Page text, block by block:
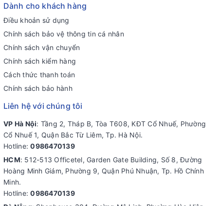
Dành cho khách hàng
Điều khoản sử dụng
Chính sách bảo vệ thông tin cá nhân
Chính sách vận chuyển
Chính sách kiểm hàng
Cách thức thanh toán
Chính sách bảo hành
Liên hệ với chúng tôi
VP Hà Nội: Tầng 2, Tháp B, Tòa T608, KĐT Cổ Nhuế, Phường
Cổ Nhuế 1, Quận Bắc Từ Liêm, Tp. Hà Nội.
Hotline:0986470139
HCM: 512-513 Officetel, Garden Gate Building, Số 8, Đường
Hoàng Minh Giám, Phường 9, Quận Phú Nhuận, Tp. Hồ Chính
Minh.
Hotline:0986470139